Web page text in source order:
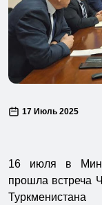
17 Июль 2025
16 июля в
прошла встреча